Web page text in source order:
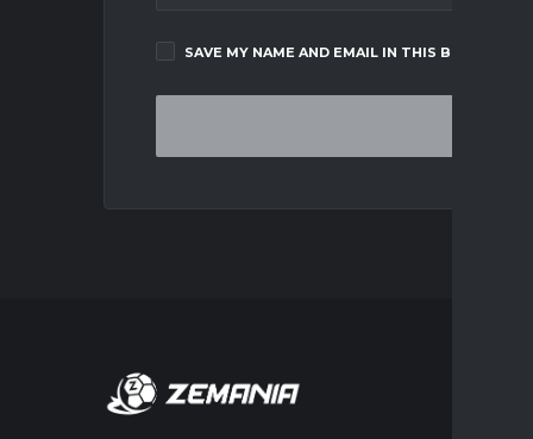
SAVE MY NAME AND EMAIL IN THIS BROWSER